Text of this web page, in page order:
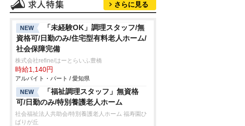
さらに見る
NEW
「未経験OK」調理スタッフ/無
資格可/日勤のみ/住宅型有料老人ホーム/
社会保障完備
株式会社refine/はーとらいふ豊橋
時給1,140円
アルバイト・パート / 愛知県
NEW
「福祉調理スタッフ」無資格
可/日勤のみ/特別養護老人ホーム
社会福祉法人共助会/特別養護老人ホーム 福寿園ひ
ばりが丘